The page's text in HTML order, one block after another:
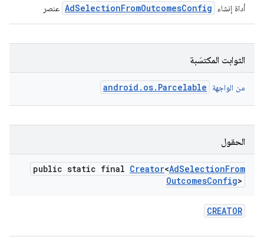
أداة إنشاء AdSelectionFromOutcomesConfig عنصر
الثوابت المكتسَبة
من الواجهة android.os.Parcelable
الحقول
public static final Creator<AdSelectionFrom
OutcomesConfig>
CREATOR